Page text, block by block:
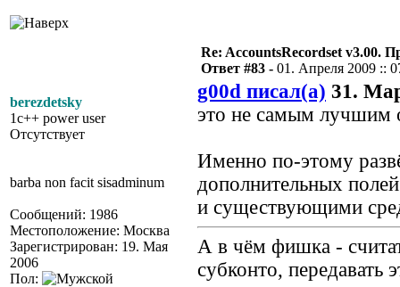
berezdetsky
1c++ power user
Отсутствует
barba non facit sisadminum
Сообщений: 1986
Местоположение: Москва
Зарегистрирован: 19. Мая
2006
Пол:
Re: AccountsRecordset v3.00.
Ответ #83 - 01. Апреля 2009 ::
g00d писал(а) 31.
это не самым лучшим
Именно по-этому
дополнительных
и существующими
А в чём фишка -
субконто, передавать